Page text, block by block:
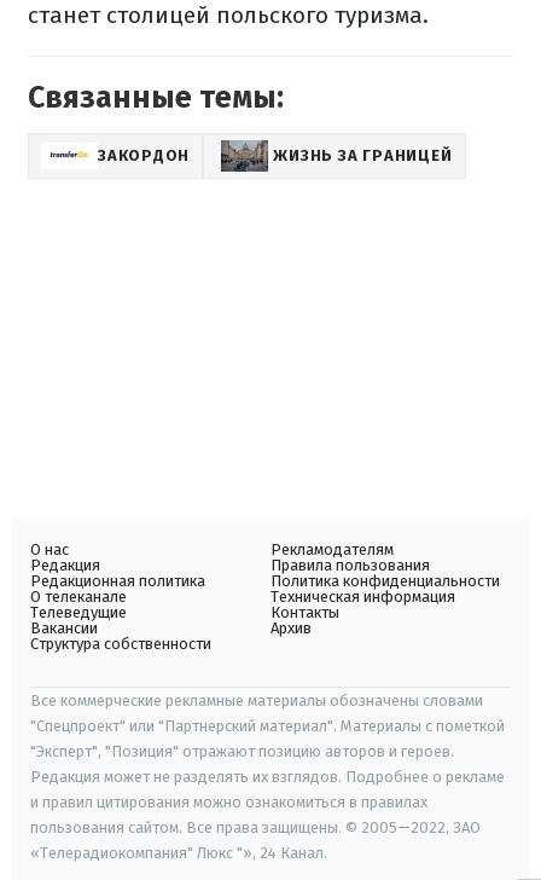
станет столицей польского туризма.
Связанные темы:
ЗАКОРДОН ЖИЗНЬ ЗА ГРАНИЦЕЙ
О нас
Редакция
Редакционная политика
О телеканале
Телеведущие
Вакансии
Структура собственности
Рекламодателям
Правила пользования
Политика конфиденциальности
Техническая информация
Контакты
Архив
Все коммерческие рекламные материалы обозначены словами
"Спецпроект" или "Партнерский материал". Материалы с пометкой
"Эксперт", "Позиция" отражают позицию авторов и героев.
Редакция может не разделять их взглядов. Подробнее о рекламе
и правил цитирования можно ознакомиться в правилах
пользования сайтом. Все права защищены. © 2005—2022, ЗАО
«Телерадиокомпания" Люкс "», 24 Канал.